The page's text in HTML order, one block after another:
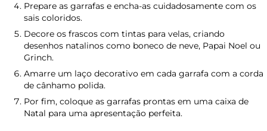
Prepare as garrafas e encha-as cuidadosamente com os
sais coloridos.
Decore os frascos com tintas para velas, criando
desenhos natalinos como boneco de neve, Papai Noel ou
Grinch.
Amarre um laço decorativo em cada garrafa com a corda
de cânhamo polida.
Por fim, coloque as garrafas prontas em uma caixa de
Natal para uma apresentação perfeita.